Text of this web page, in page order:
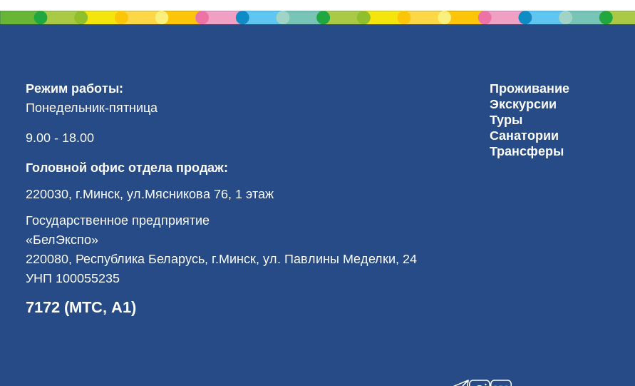
Режим работы:
Понедельник-пятница
9.00 - 18.00
Головной офис отдела продаж:
220030, г.Минск, ул.Мясникова 76, 1 этаж
Государственное предприятие
«БелЭкспо»
220080, Республика Беларусь, г.Минск, ул. Павлины Меделки, 24
УНП 100055235
7172 (МТС, А1)
Проживание
Экскурсии
Туры
Санатории
Трансферы